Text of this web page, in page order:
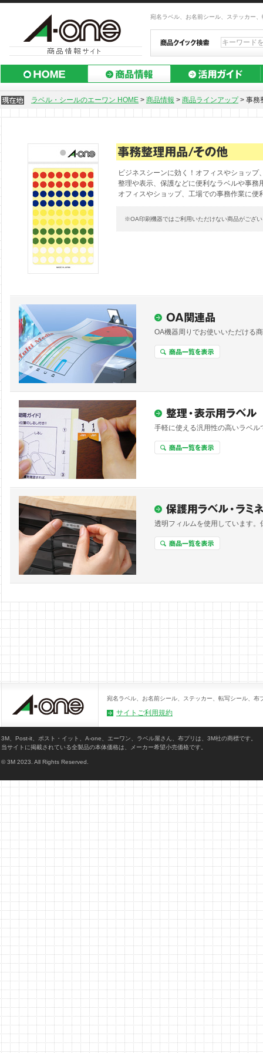
宛名ラベル、お名前シール、ステッカー
ラベル・シールのエーワン HOME>商品情報>商品ラインアップ>事務
ビジネスシーンに効く！オフィスやショップ
整理や表示、保護などに便利なラベルや事務
オフィスやショップ、工場での事務作業に便
※OA印刷機器ではご利用いただけない商品がござ
OA機器周りでお使いいただける
手軽に使える汎用性の高いラベル
透明フィルムを使用しています
宛名ラベル、お名前シール、ステッカー、転写シール、
サイトご利用規約
3M、Post-it、ポスト・イット、A-one、エーワン、ラベル屋さん、布プリは、3M社の商標です。
当サイトに掲載されている全製品の本体価格は、メーカー希望小売価格です。
© 3M 2023. All Rights Reserved.